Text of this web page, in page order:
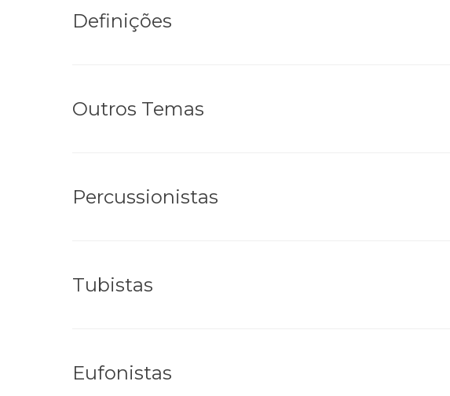
Definições
Outros Temas
Percussionistas
Tubistas
Eufonistas